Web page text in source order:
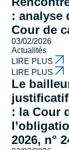
: analyse
Cour de
03/02/2026
Actualités
LIRE PLUS
LIRE PLUS
Le
: la Cour
2026, n°